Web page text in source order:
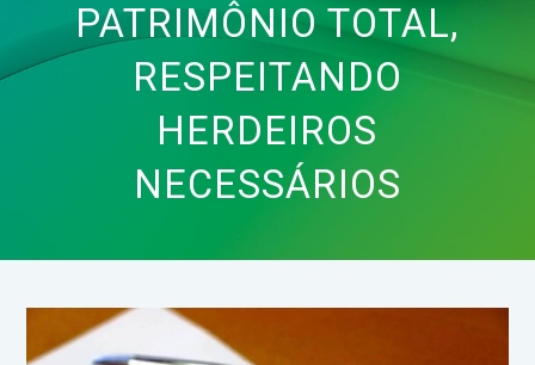
PATRIMÔNIO TOTAL,
RESPEITANDO
HERDEIROS
NECESSÁRIOS